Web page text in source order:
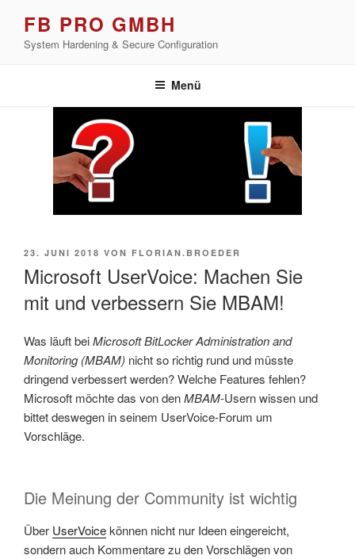
springen
FB PRO GMBH
System Hardening & Secure Configuration
Menü
VERÖFFENTLICHT
23. JUNI 2018 VON FLORIAN.BROEDER
Microsoft UserVoice: Machen Sie
mit und verbessern Sie MBAM!
Was läuft beiMicrosoft BitLocker Administration and
Monitoring (MBAM) nicht so richtig rund und müsste
dringend verbessert werden? Welche Features fehlen?
Microsoft möchte das von denMBAM-Usern wissen und
bittet deswegen in seinem UserVoice-Forum um
Vorschläge.
Die Meinung der Community ist wichtig
Über UserVoicekönnen nicht nur Ideen eingereicht,
sondern auch Kommentare zu den Vorschlägen von